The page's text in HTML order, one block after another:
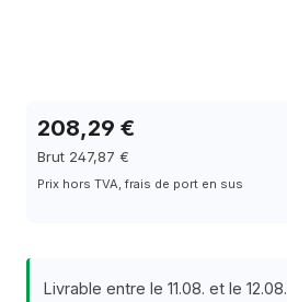
208,29 €
Brut 247,87 €
Prix hors TVA, frais de port en sus
Livrable entre le 11.08. et le 12.08.